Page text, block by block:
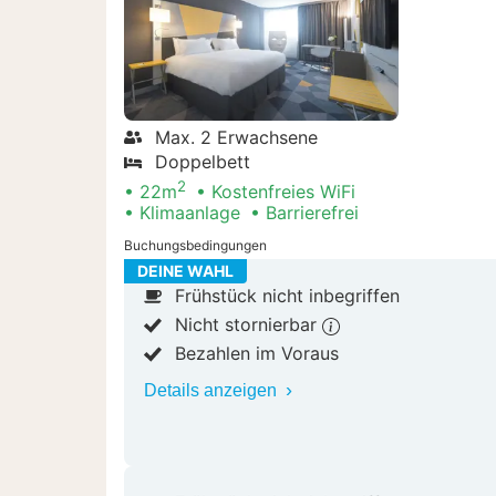
Max. 2 Erwachsene
Doppelbett
22m2
Kostenfreies WiFi
Klimaanlage
Barrierefrei
Buchungsbedingungen
DEINE WAHL
Frühstück nicht inbegriffen
Nicht stornierbar
Bezahlen im Voraus
Details anzeigen